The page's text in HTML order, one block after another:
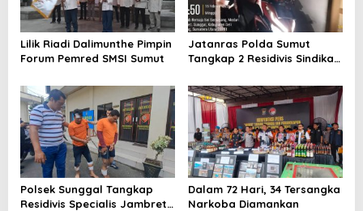
Lilik Riadi Dalimunthe Pimpin
Forum Pemred SMSI Sumut
Jatanras Polda Sumut
Tangkap 2 Residivis Sindikat
Kali
Polsek Sunggal Tangkap
Residivis Specialis Jambret
Dalam 72 Hari, 34 Tersangka
Narkoba Diamankan